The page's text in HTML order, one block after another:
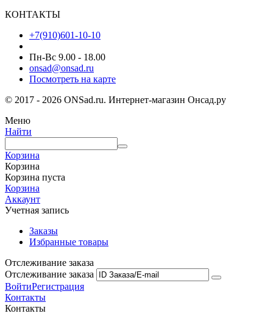
КОНТАКТЫ
+7(910)601-10-10
Пн-Вс 9.00 - 18.00
onsad@onsad.ru
Посмотреть на карте
© 2017 - 2026 ONSad.ru. Интернет-магазин Онсад.ру
Меню
Найти
Корзина
Корзина
Корзина пуста
Корзина
Аккаунт
Учетная запись
Заказы
Избранные товары
Отслеживание заказа
Отслеживание заказа
ВойтиРегистрация
Контакты
Контакты